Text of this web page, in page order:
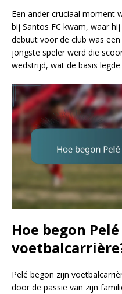
Een ander cruciaal moment
bij Santos FC kwam, waar
debuut voor de club was
jongste speler werd die
wedstrijd, wat de basis
Hoe begon
Pelé begon zijn
door de passie van zijn